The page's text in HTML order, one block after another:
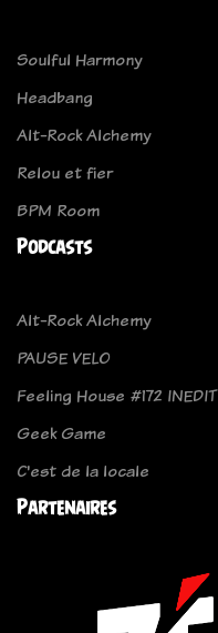
Soulful Harmony
Headbang
Alt-Rock Alchemy
Relou et fier
BPM Room
Podcasts
Alt-Rock Alchemy
PAUSE VELO
Feeling House #172 INEDIT
Geek Game
C'est de la locale
Partenaires